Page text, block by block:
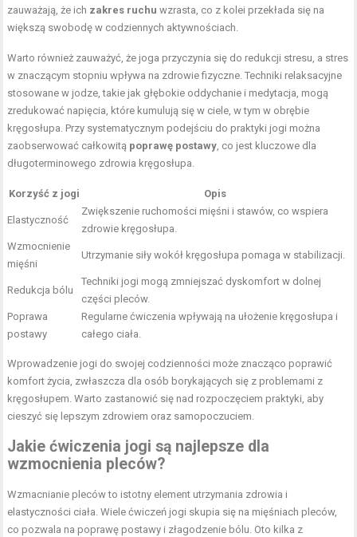
zauważają, że ich zakres ruchu wzrasta, co z kolei przekłada się na
większą swobodę w codziennych aktywnościach.
Warto również zauważyć, że joga przyczynia się do redukcji stresu, a stres
w znaczącym stopniu wpływa na zdrowie fizyczne. Techniki relaksacyjne
stosowane w jodze, takie jak głębokie oddychanie i medytacja, mogą
zredukować napięcia, które kumulują się w ciele, w tym w obrębie
kręgosłupa. Przy systematycznym podejściu do praktyki jogi można
zaobserwować całkowitą poprawę postawy, co jest kluczowe dla
długoterminowego zdrowia kręgosłupa.
Korzyść z jogi Opis
Elastyczność
Zwiększenie ruchomości mięśni i stawów, co wspiera
zdrowie kręgosłupa.
Wzmocnienie
mięśni
Utrzymanie siły wokół kręgosłupa pomaga w stabilizacji.
Redukcja bólu
Techniki jogi mogą zmniejszać dyskomfort w dolnej
części pleców.
Poprawa
postawy
Regularne ćwiczenia wpływają na ułożenie kręgosłupa i
całego ciała.
Wprowadzenie jogi do swojej codzienności może znacząco poprawić
komfort życia, zwłaszcza dla osób borykających się z problemami z
kręgosłupem. Warto zastanowić się nad rozpoczęciem praktyki, aby
cieszyć się lepszym zdrowiem oraz samopoczuciem.
Jakie ćwiczenia jogi są najlepsze dla
wzmocnienia pleców?
Wzmacnianie pleców to istotny element utrzymania zdrowia i
elastyczności ciała. Wiele ćwiczeń jogi skupia się na mięśniach pleców,
co pozwala na poprawę postawy i złagodzenie bólu. Oto kilka z